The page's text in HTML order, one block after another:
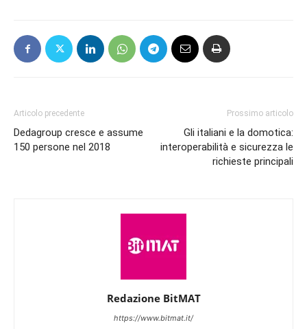
Articolo precedente
Dedagroup cresce e assume
150 persone nel 2018
Prossimo articolo
Gli italiani e la domotica:
interoperabilità e sicurezza le
richieste principali
Redazione BitMAT
https://www.bitmat.it/